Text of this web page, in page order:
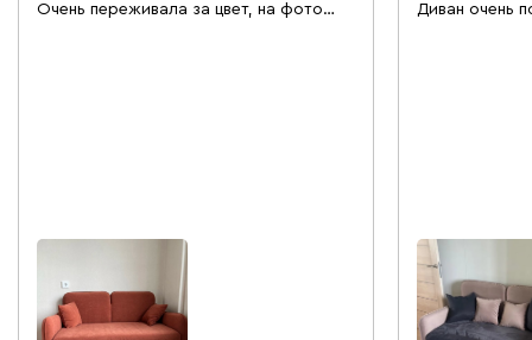
Очень переживала за цвет, на фото
Диван очень
Я довольна